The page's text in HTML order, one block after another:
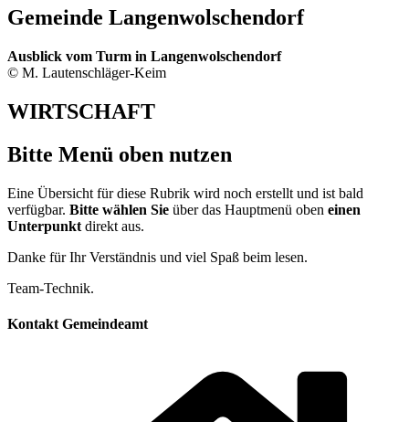
Gemeinde Langenwolschendorf
Ausblick vom Turm in Langenwolschendorf
© M. Lautenschläger-Keim
WIRTSCHAFT
Bitte Menü oben nutzen
Eine Übersicht für diese Rubrik wird noch erstellt und ist bald
verfügbar. Bitte wählen Sie über das Hauptmenü oben einen
Unterpunkt direkt aus.
Danke für Ihr Verständnis und viel Spaß beim lesen.
Team-Technik.
Kontakt Gemeindeamt